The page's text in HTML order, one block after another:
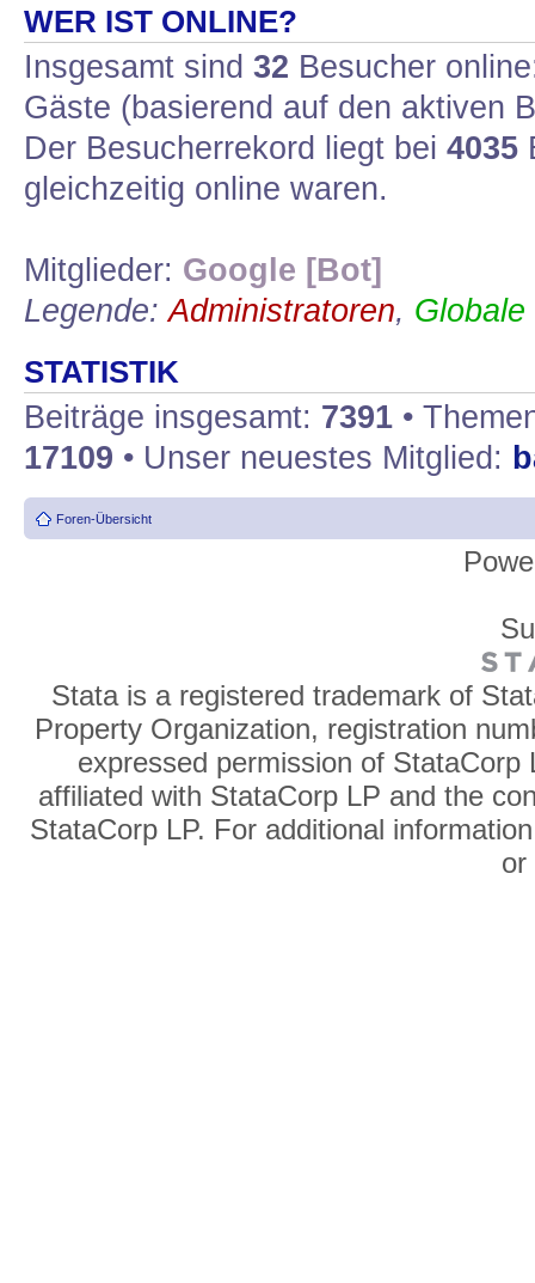
WER IST ONLINE?
Insgesamt sind 32 Besucher
Gäste (basierend auf den aktiven
Der Besucherrekord liegt bei 4035
gleichzeitig online waren.
Mitglieder: Google [Bot]
Legende:Administratoren,
STATISTIK
Beiträge insgesamt: 7391 •
17109 • Unser neuestes Mitglied:
Foren-Übersicht
Stata is a registered trademark of
Property Organization, registration
expressed permission of
affiliated with StataCorp LP and the
StataCorp LP. For additional
or